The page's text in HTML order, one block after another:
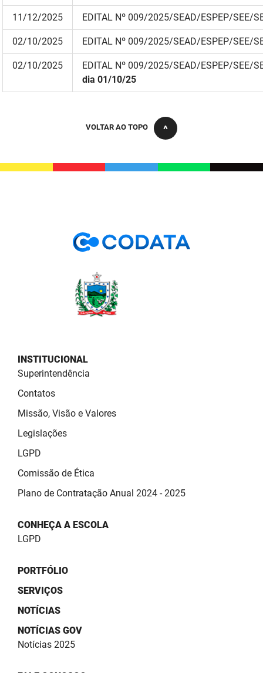
11/12/2025 EDITAL Nº 009/2025/SEAD/ESPEP/SEE/
02/10/2025 EDITAL Nº 009/2025/SEAD/ESPEP/SEE/
02/10/2025
EDITAL Nº 009/2025/SEAD/ESPEP/SEE/
dia 01/10/25
VOLTAR AO TOPO
INSTITUCIONAL
Superintendência
Contatos
Missão, Visão e Valores
Legislações
LGPD
Comissão de Ética
Plano de Contratação Anual 2024 - 2025
CONHEÇA A ESCOLA
LGPD
PORTFÓLIO
SERVIÇOS
NOTÍCIAS
NOTÍCIAS GOV
Notícias 2025